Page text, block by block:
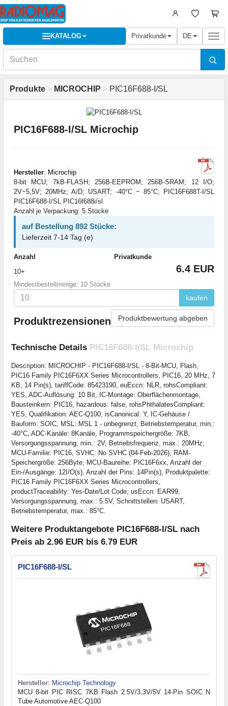
KATALOG Privatkunde DE
Produkte > MICROCHIP > PIC16F688-I/SL
PIC16F688-I/SL Microchip
Hersteller: Microchip
8-bit MCU; 7kB-FLASH; 256B-EEPROM; 256B-SRAM; 12 I/O;
2V~5,5V; 20MHz; A/D; USART; -40°C ~ 85°C; PIC16F688T-I/SL
PIC16F688-I/SL PIC16f688i/sl
Anzahl je Verpackung: 5 Stücke
auf Bestellung 892 Stücke:
Lieferzeit 7-14 Tag (e)
Anzahl
Privatkunde
10+
6.4 EUR
Mindestbestellmenge: 10 Stücke
kaufen
Produktrezensionen Produktbewertung abgeben
Technische Details PIC16F688-I/SL Microchip
Description: MICROCHIP - PIC16F688-I/SL - 8-Bit-MCU, Flash,
PIC16 Family PIC16F6XX Series Microcontrollers, PIC16, 20 MHz, 7
KB, 14 Pin(s), tariffCode: 85423190, euEccn: NLR, rohsCompliant:
YES, ADC-Auflösung: 10 Bit, IC-Montage: Oberflächenmontage,
Bausteinkern: PIC16, hazardous: false, rohsPhthalatesCompliant:
YES, Qualifikation: AEC-Q100, isCanonical: Y, IC-Gehäuse /
Bauform: SOIC, MSL: MSL 1 - unbegrenzt, Betriebstemperatur, min.:
-40°C, ADC-Kanäle: 8Kanäle, Programmspeichergröße: 7KB,
Versorgungsspannung, min.: 2V, Betriebsfrequenz, max.: 20MHz,
MCU-Familie: PIC16, SVHC: No SVHC (04-Feb-2026), RAM-
Speichergröße: 256Byte, MCU-Baureihe: PIC16F6xx, Anzahl der
Ein-/Ausgänge: 12I/O(s), Anzahl der Pins: 14Pin(s), Produktpalette:
PIC16 Family PIC16F6XX Series Microcontrollers,
productTraceability: Yes-Date/Lot Code, usEccn: EAR99,
Versorgungsspannung, max.: 5.5V, Schnittstellen: USART,
Betriebstemperatur, max.: 85°C.
Weitere Produktangebote PIC16F688-I/SL nach
Preis ab 2.96 EUR bis 6.79 EUR
PIC16F688-I/SL
Hersteller: Microchip Technology
MCU 8-bit PIC RISC 7KB Flash 2.5V/3.3V/5V 14-Pin SOIC N
Tube Automotive AEC-Q100